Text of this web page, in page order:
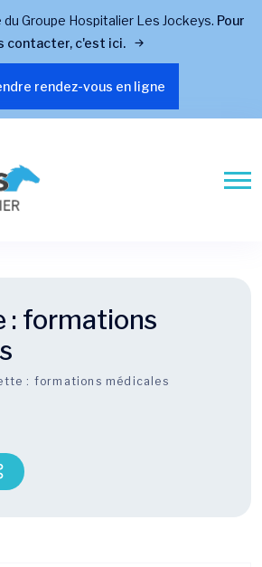
Groupe Hospitalier Les Jockeys. Pour
contacter, c'est ici.
rendez-vous en ligne
: formations
: formations médicales